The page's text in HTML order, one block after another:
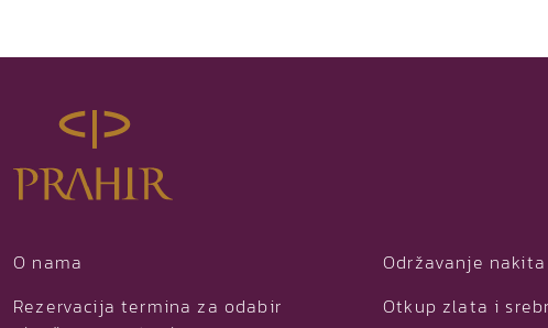
O nama
Rezervacija termina za odabir
Održavanje nakita
Otkup zlata i